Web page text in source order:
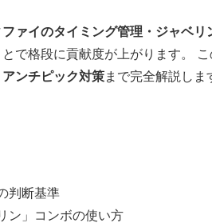
ァイのタイミング管理・ジャベリ
で格段に貢献度が上がります。
ンチピック対策まで完全解説しま
判断基準
ン」コンボの使い方